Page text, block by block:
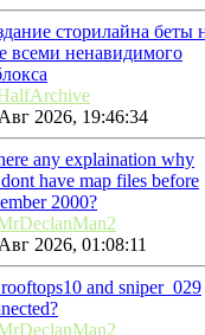
сторилайна беты
всеми ненавидимого
2026, 19:46:34
any explaination why
have map files before
2000?
2026, 01:08:11
and sniper_029